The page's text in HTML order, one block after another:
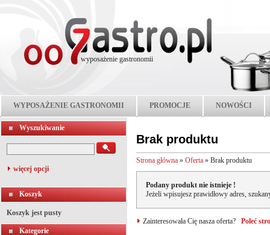
wyposażenie gastronomii
WYPOSAŻENIE GASTRONOMII PROMOCJE NOWOŚCI
Wyszukiwanie
więcej opcji
Koszyk
Koszyk jest pusty
Kategorie
Brak produktu
Strona główna » Oferta » Brak produktu
Podany produkt nie istnieje !
Jeżeli wpisujesz prawidłowy adres,
Zainteresowała Cię nasza oferta? Poleć